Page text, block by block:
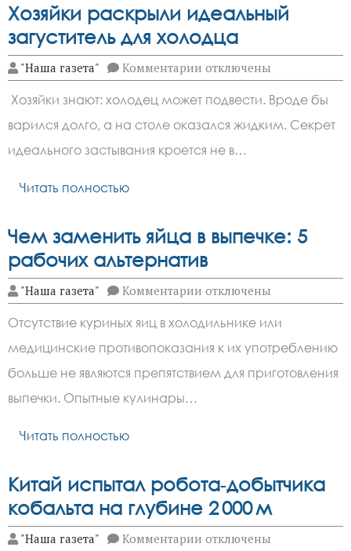
Хозяйки раскрыли идеальный
загуститель для холодца
"Наша газета" Комментарии к
записи
раскрыли
идеальный
загуститель
для
холодца
отключены
Хозяйки знают: холодец может подвести. Вроде бы
варился долго, а на столе оказался жидким. Секрет
идеального застывания кроется не в…
Читать полностью
Чем заменить яйца в выпечке: 5
рабочих альтернатив
"Наша газета" Комментарии к
записи
заменить
яйца
в
выпечке:
5
отключены
Отсутствие куриных яиц в холодильнике или
медицинские противопоказания к их употреблению
больше не являются препятствием для приготовления
выпечки. Опытные кулинары…
Читать полностью
Китай испытал робота‑добытчика
кобальта на глубине 2 000 м
"Наша газета" Комментарии котключены